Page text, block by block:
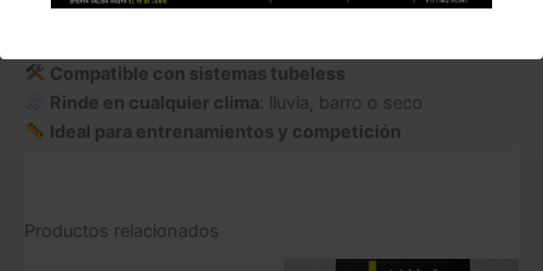
seguridad
Compatible con sistemas tubeless
Rinde en cualquier clima: lluvia, barro o seco
Ideal para entrenamientos y competición
Productos relacionados